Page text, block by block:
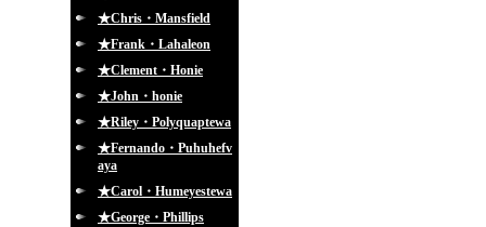
★Chris・Mansfield
★Frank・Lahaleon
★Clement・Honie
★John・honie
★Riley・Polyquaptewa
★Fernando・Puhuhefv
aya
★Carol・Humeyestewa
★George・Phillips